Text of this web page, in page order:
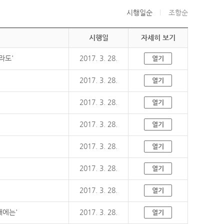
시행일순 조항순
시행일 자세히 보기
도' 2017. 3. 28. 열기
2017. 3. 28. 열기
2017. 3. 28. 열기
2017. 3. 28. 열기
2017. 3. 28. 열기
2017. 3. 28. 열기
2017. 3. 28. 열기
에는' 2017. 3. 28. 열기